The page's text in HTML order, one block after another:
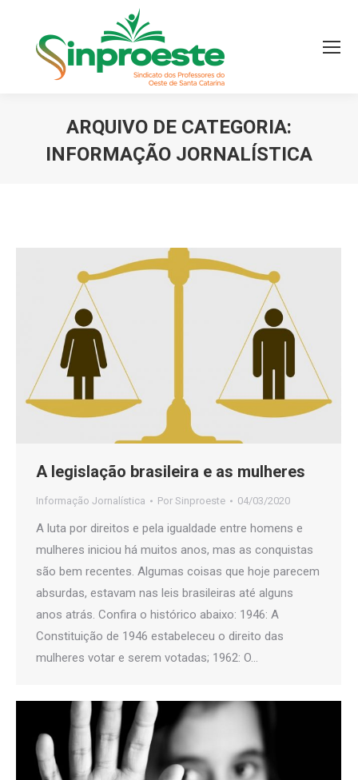
ARQUIVO DE CATEGORIA:
INFORMAÇÃO JORNALÍSTICA
A legislação brasileira e as mulheres
Informação Jornalística Por Sinproeste 04/03/2020
A luta por direitos e pela igualdade entre homens e
mulheres iniciou há muitos anos, mas as conquistas
são bem recentes. Algumas coisas que hoje parecem
absurdas, estavam nas leis brasileiras até alguns
anos atrás. Confira o histórico abaixo: 1946: A
Constituição de 1946 estabeleceu o direito das
mulheres votar e serem votadas; 1962: O…